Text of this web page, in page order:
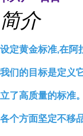
简介
设定黄金标准,在阿
我们的目标是定义
立了高质量的标准
各个方面坚定不移